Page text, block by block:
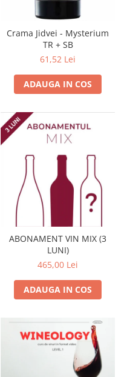
Crama Jidvei - Mysterium
TR + SB
61,52 Lei
ADAUGA IN COS
ABONAMENT VIN MIX (3
LUNI)
465,00 Lei
ADAUGA IN COS